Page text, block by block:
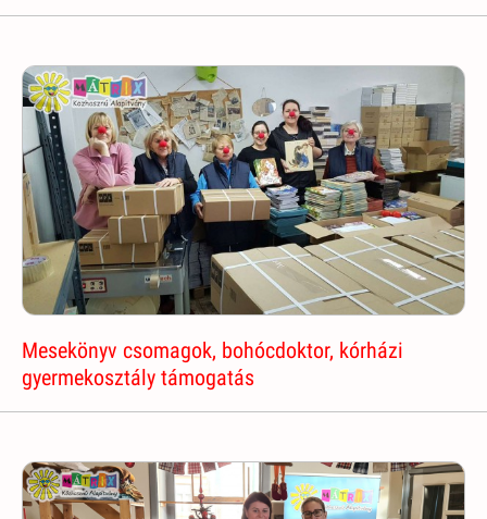
Mesekönyv csomagok, bohócdoktor, kórházi
gyermekosztály támogatás